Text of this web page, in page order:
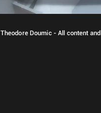
Theodore Doumic - All content